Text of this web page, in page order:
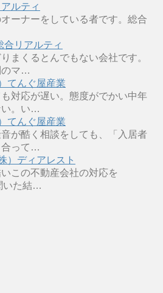
ルティ
ーナーをしている者です。総合
合リアルティ
まくるとんでもない会社です。
のマ…
てんぐ屋産業
対応が遅い。態度がでかい中年
い。い…
てんぐ屋産業
が酷く相談をしても、「入居者
合って…
株）ディアレスト
この不動産会社の対応を
いた結…